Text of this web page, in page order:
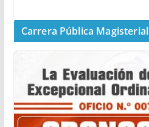
Carrera Pública Magisterial